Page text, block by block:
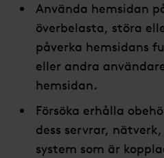
Använda hemsidan
överbelasta, störa
påverka hemsidans
eller andra
hemsidan.
Försöka erhålla
dess servrar,
system som är